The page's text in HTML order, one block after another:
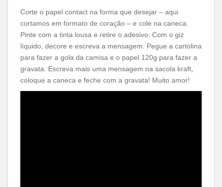
Corte o papel contact na forma que desejar – aqui
cortamos em formato de coração – e cole na caneca.
Pinte com a tinta lousa e retire o adesivo. Com o giz
líquido, decore e escreva a mensagem. Pegue a cartolina
para fazer a gola da camisa e o papel 120g para fazer a
gravata. Escreva mais uma mensagem na sacola kraft,
coloque a caneca e feche com a gravata! Muito amor!